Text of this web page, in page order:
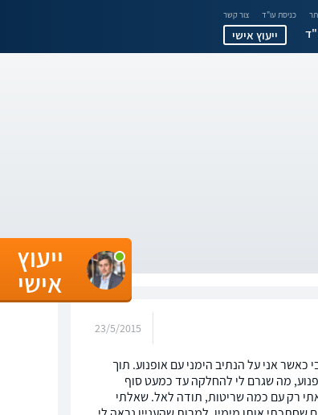
כניסת עו"ד צור קשר
ייעוץ אישי
23/5/2015
אני על הנתיב הימני עם אופנוע. תוך
מה שגרם לי להחלקה עד כמעט סוף
רק עם כמה שריטות, תודה לאל. שאלתי
ייעוץ
אישי